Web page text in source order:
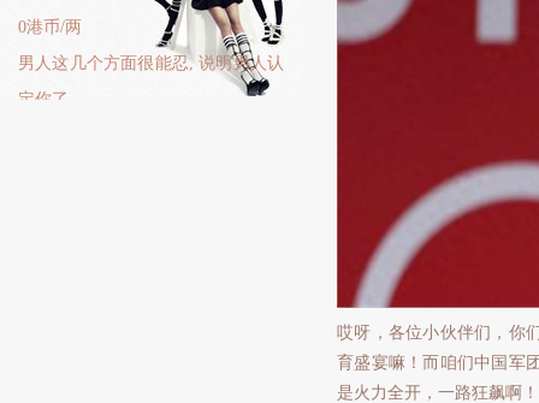
0港币/两
男人这几个方面很能忍, 说明男人认
定你了
哎呀，各位小伙伴们，你
育盛宴嘛！而咱们中国军
是火力全开，一路狂飙啊！